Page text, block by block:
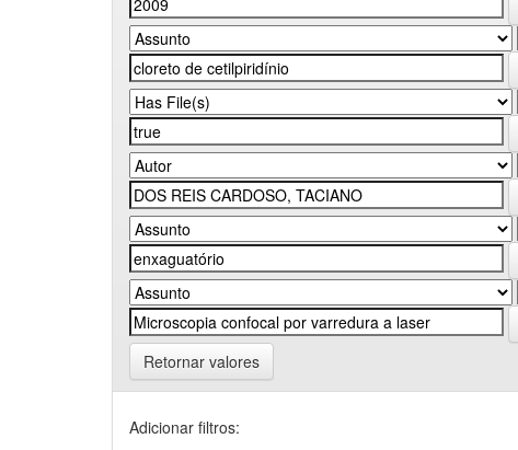
Retornar valores
Adicionar filtros: